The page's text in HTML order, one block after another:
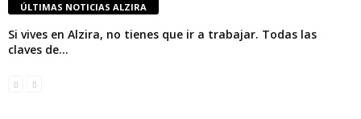
ÚLTIMAS NOTICIAS ALZIRA
Si vives en Alzira, no tienes que ir a trabajar. Todas las
claves de...